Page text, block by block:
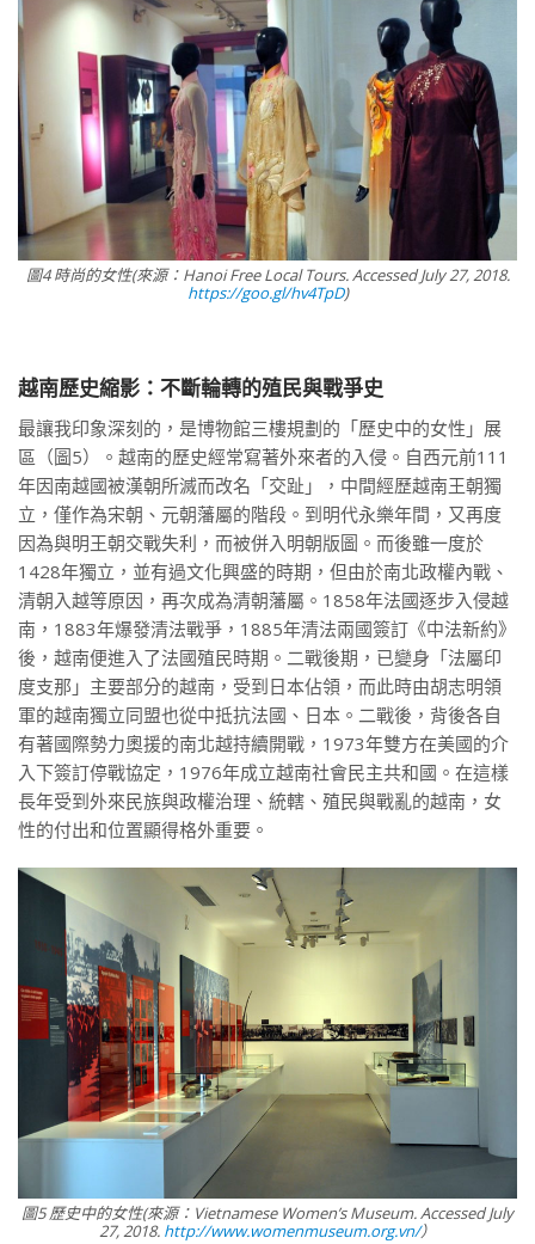
圖4 時尚的女性(來源：Hanoi Free Local Tours. Accessed July 27, 2018.
https://goo.gl/hv4TpD)
越南歷史縮影：不斷輪轉的殖民與戰爭史
最讓我印象深刻的，是博物館三樓規劃的「歷史中的女性」展
區（圖5）。越南的歷史經常寫著外來者的入侵。自西元前111
年因南越國被漢朝所滅而改名「交趾」，中間經歷越南王朝獨
立，僅作為宋朝、元朝藩屬的階段。到明代永樂年間，又再度
因為與明王朝交戰失利，而被併入明朝版圖。而後雖一度於
1428年獨立，並有過文化興盛的時期，但由於南北政權內戰、
清朝入越等原因，再次成為清朝藩屬。1858年法國逐步入侵越
南，1883年爆發清法戰爭，1885年清法兩國簽訂《中法新約》
後，越南便進入了法國殖民時期。二戰後期，已變身「法屬印
度支那」主要部分的越南，受到日本佔領，而此時由胡志明領
軍的越南獨立同盟也從中抵抗法國、日本。二戰後，背後各自
有著國際勢力奧援的南北越持續開戰，1973年雙方在美國的介
入下簽訂停戰協定，1976年成立越南社會民主共和國。在這樣
長年受到外來民族與政權治理、統轄、殖民與戰亂的越南，女
性的付出和位置顯得格外重要。
圖5 歷史中的女性(來源：Vietnamese Women’s Museum. Accessed July
27, 2018. http://www.womenmuseum.org.vn/）